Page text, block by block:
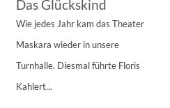
Das Glückskind
Wie jedes Jahr kam das Theater
Maskara wieder in unsere
Turnhalle. Diesmal führte Floris
Kahlert...